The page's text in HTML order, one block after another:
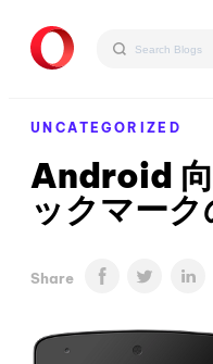
UNCATEGORIZED
Android
ックマー
Share